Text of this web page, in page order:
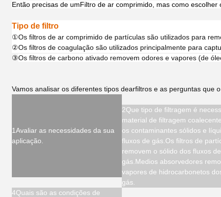
Então precisas de umFiltro de ar comprimido , mas como
Tipo de filtro
①Os filtros de ar comprimido de partículas são utilizados para
②Os filtros de coagulação são utilizados principalmente para
③Os filtros de carbono ativado removem odores e vapores (de
Vamos analisar os diferentes tipos dearfiltros e as perguntas que
1Avaliar as necessidades da sua
aplicação.
2Que tipo de filtragem é
material de filtragem
os contaminantes sólidos e
fluxos de gás.Os filtros de
removem o sólido dos fluxos de
gás.Medios absorvedores
vapores de hidrocarbonetos
gás.
4Quais são as condições de